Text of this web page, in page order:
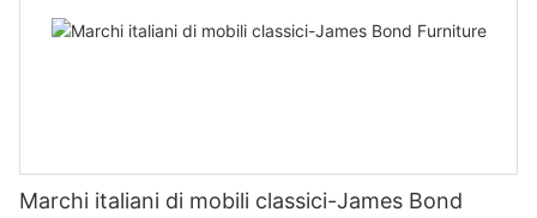
Marchi italiani di mobili classici-James Bond